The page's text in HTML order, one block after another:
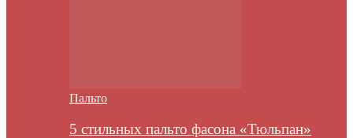
Пальто
5 стильных пальто фасона «Тюльпан»